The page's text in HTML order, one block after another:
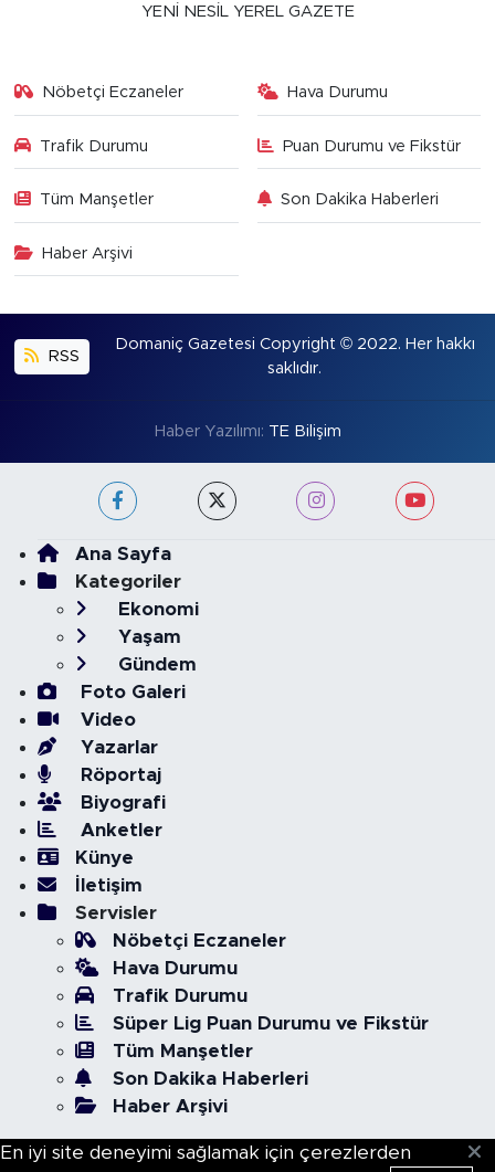
YENİ NESİL YEREL GAZETE
Nöbetçi Eczaneler Hava Durumu
Trafik Durumu Puan Durumu ve Fikstür
Tüm Manşetler Son Dakika Haberleri
Haber Arşivi
RSS
Domaniç Gazetesi Copyright © 2022. Her hakkı
saklıdır.
Haber Yazılımı: TE Bilişim
Ana Sayfa
Kategoriler
Ekonomi
Yaşam
Gündem
Foto Galeri
Video
Yazarlar
Röportaj
Biyografi
Anketler
Künye
İletişim
Servisler
Nöbetçi Eczaneler
Hava Durumu
Trafik Durumu
Süper Lig Puan Durumu ve Fikstür
Tüm Manşetler
Son Dakika Haberleri
Haber Arşivi
En iyi site deneyimi sağlamak için çerezlerden